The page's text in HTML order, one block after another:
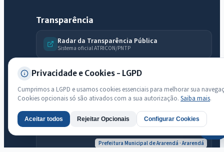
Transparência
Radar da Transparência Pública
Sistema oficial ATRICON/PNTP
Diagnóstico Atricon
Índice de transparência
Prefeitura Municipal de Ararendá · Ararendá
Privacidade e Cookies - LGPD
Cumprimos a LGPD e usamos cookies essenciais para melhorar sua
Cookies opcionais só são ativados com a sua autorização. Saiba mais.
Aceitar todos Rejeitar Opcionais Configurar Cookies